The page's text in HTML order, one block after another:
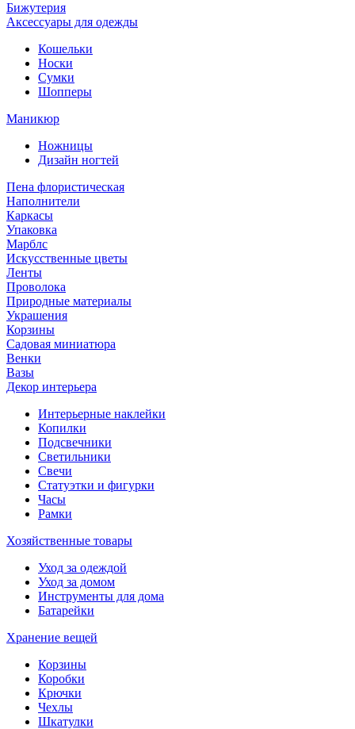
Бижутерия
Аксессуары для одежды
Кошельки
Носки
Сумки
Шопперы
Маникюр
Ножницы
Дизайн ногтей
Пена флористическая
Наполнители
Каркасы
Упаковка
Марблс
Искусственные цветы
Ленты
Проволока
Природные материалы
Украшения
Корзины
Садовая миниатюра
Венки
Вазы
Декор интерьера
Интерьерные наклейки
Копилки
Подсвечники
Светильники
Свечи
Статуэтки и фигурки
Часы
Рамки
Хозяйственные товары
Уход за одеждой
Уход за домом
Инструменты для дома
Батарейки
Хранение вещей
Корзины
Коробки
Крючки
Чехлы
Шкатулки